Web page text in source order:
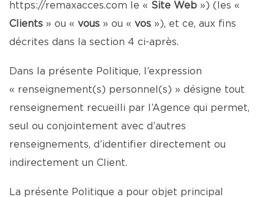
https://remaxacces.com le « Site Web ») (les «
Clients » ou « vous » ou « vos »), et ce, aux fins
décrites dans la section 4 ci-après.
Dans la présente Politique, l’expression
« renseignement(s) personnel(s) » désigne tout
renseignement recueilli par l’Agence qui permet,
seul ou conjointement avec d’autres
renseignements, d’identifier directement ou
indirectement un Client.
La présente Politique a pour objet principal